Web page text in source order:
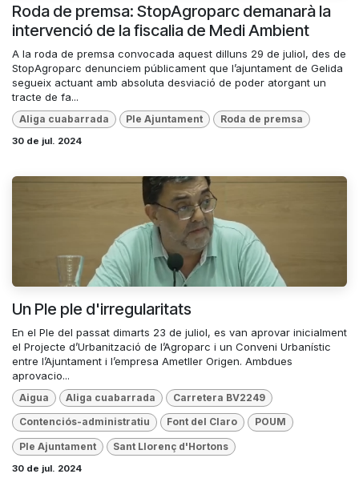
Roda de premsa: StopAgroparc demanarà la
intervenció de la fiscalia de Medi Ambient
A la roda de premsa convocada aquest dilluns 29 de juliol, des de
StopAgroparc denunciem públicament que l’ajuntament de Gelida
segueix actuant amb absoluta desviació de poder atorgant un
tracte de fa...
Aliga cuabarrada Ple Ajuntament Roda de premsa
30 de jul. 2024
Un Ple ple d'irregularitats
En el Ple del passat dimarts 23 de juliol, es van aprovar inicialment
el Projecte d’Urbanització de l’Agroparc i un Conveni Urbanístic
entre l’Ajuntament i l’empresa Ametller Origen. Ambdues
aprovacio...
Aigua Aliga cuabarrada Carretera BV2249
Contenciós-administratiu Font del Claro POUM
Ple Ajuntament Sant Llorenç d'Hortons
30 de jul. 2024